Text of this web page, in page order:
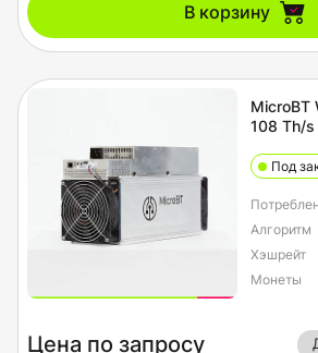
В корзину
MicroBT
108 Th/s
Под
Алгоритм
Хэшрейт
Монеты
Цена по запросу